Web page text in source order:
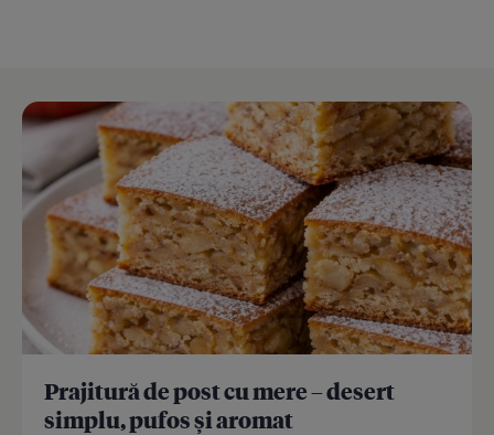
Prajitură de post cu mere – desert
simplu, pufos și aromat